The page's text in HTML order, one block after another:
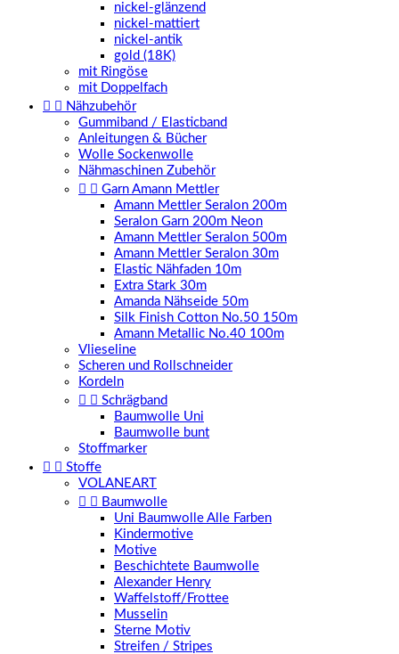
nickel-glänzend
nickel-mattiert
nickel-antik
gold (18K)
mit Ringöse
mit Doppelfach
  Nähzubehör
Gummiband / Elasticband
Anleitungen & Bücher
Wolle Sockenwolle
Nähmaschinen Zubehör
  Garn Amann Mettler
Amann Mettler Seralon 200m
Seralon Garn 200m Neon
Amann Mettler Seralon 500m
Amann Mettler Seralon 30m
Elastic Nähfaden 10m
Extra Stark 30m
Amanda Nähseide 50m
Silk Finish Cotton No.50 150m
Amann Metallic No.40 100m
Vlieseline
Scheren und Rollschneider
Kordeln
  Schrägband
Baumwolle Uni
Baumwolle bunt
Stoffmarker
  Stoffe
VOLANEART
  Baumwolle
Uni Baumwolle Alle Farben
Kindermotive
Motive
Beschichtete Baumwolle
Alexander Henry
Waffelstoff/Frottee
Musselin
Sterne Motiv
Streifen / Stripes